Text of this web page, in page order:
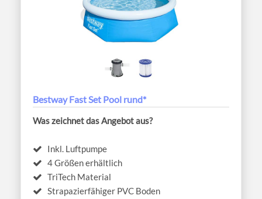
Bestway Fast Set Pool rund*
Was zeichnet das Angebot aus?
Inkl. Luftpumpe
4 Größen erhältlich
TriTech Material
Strapazierfähiger PVC Boden